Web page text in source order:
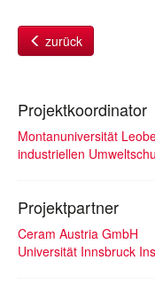
zurück
Projektkoordinator
Montanuniversität
industriellen
Projektpartner
Ceram Austria GmbH
Universität Innsbruck